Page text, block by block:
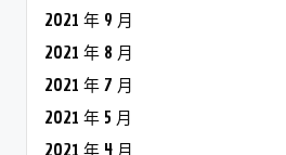
2021 年 9 月
2021 年 8 月
2021 年 7 月
2021 年 5 月
2021 年 4 月